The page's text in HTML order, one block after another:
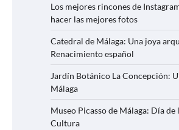
Los mejores rincones de
hacer las mejores fotos
Catedral de Málaga: Una joya
Renacimiento español
Jardín Botánico La Concepción:
Málaga
Museo Picasso de Málaga: Día de
Cultura